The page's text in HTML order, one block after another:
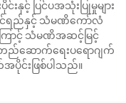
နှင့် ပြင်ပအသုံးပြုမှုများ
င်ရည်နှင့် သံမဏိကော်လံ
ြောင့် သံမဏိအဆင့်မြင့်
ည်ဆောက်ရေးပရောဂျက်
ပိုင်းဖြစ်ပါသည်။